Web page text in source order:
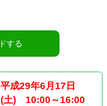
平成29年6月17日
(土) 10:00～16:00